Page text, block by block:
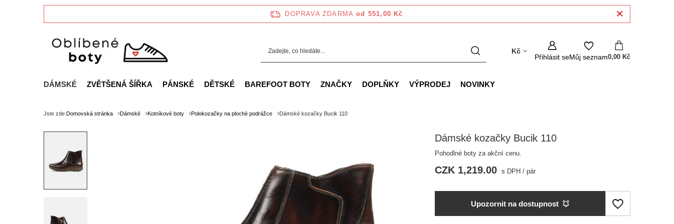
DOPRAVA ZDARMA od 551,00 Kč
Kč
Přihlásit seMůj seznam0,00 Kč
DÁMSKÉ ZVĚTŠENÁ ŠÍŘKA PÁNSKÉ DĚTSKÉ BAREFOOT BOTY ZNAČKY DOPLŇKY VÝPRODEJ NOVINKY
Jste zde:Domovská stránka Dámské Kotníkové boty Polokozačky na ploché podrážce Dámské kozačky Bucik 110
Dámské kozačky Bucik 110
Pohodlné boty za akční cenu.
CZK 1,219.00 s DPH /pár
Upozornit na dostupnost